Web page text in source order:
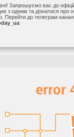
Запрошуємо вас до
з одним та дізнатися
Перейти до телеграм-